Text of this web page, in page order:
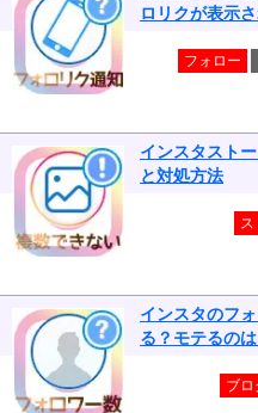
ロリクが表示
フォロー
インスタスト
と対処方法
インスタのフ
る？モテるの
ブロ